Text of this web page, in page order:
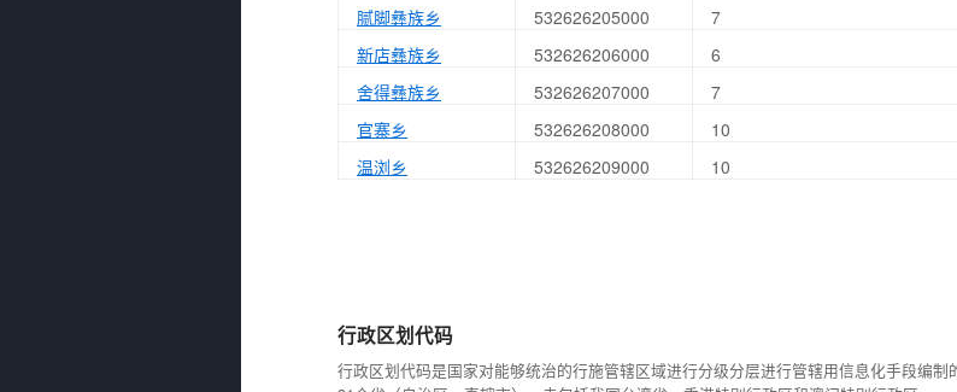
腻脚彝族乡
532626205000
7
新店彝族乡
532626206000
6
舍得彝族乡
532626207000
7
官寨乡
532626208000
10
温浏乡
532626209000 10
行政区划代码
行政区划代码是国家对能够统治的行施管辖区域进行分级分层进行管辖用信息化手段编